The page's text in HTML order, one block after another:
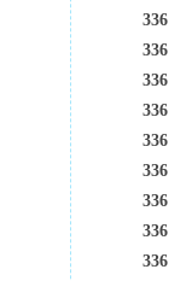
336
336
336
336
336
336
336
336
336